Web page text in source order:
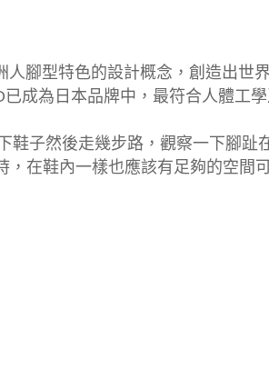
腳型特色的設計概念，創造出世
成為日本品牌中，最符合人體工
鞋子然後走幾步路，觀察一下腳趾
在鞋內一樣也應該有足夠的空間